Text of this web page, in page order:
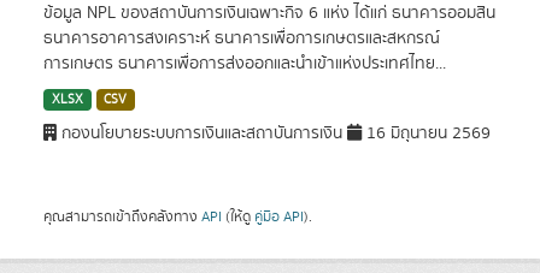
ข้อมูล NPL ของสถาบันการเงินเฉพาะกิจ 6 แห่ง ได้แก่ ธนาคารออมสิน
ธนาคารอาคารสงเคราะห์ ธนาคารเพื่อการเกษตรและสหกรณ์
การเกษตร ธนาคารเพื่อการส่งออกและนำเข้าแห่งประเทศไทย...
XLSX CSV
กองนโยบายระบบการเงินและสถาบันการเงิน 16 มิถุนายน 2569
คุณสามารถเข้าถึงคลังทาง API (ให้ดู คู่มือ API).